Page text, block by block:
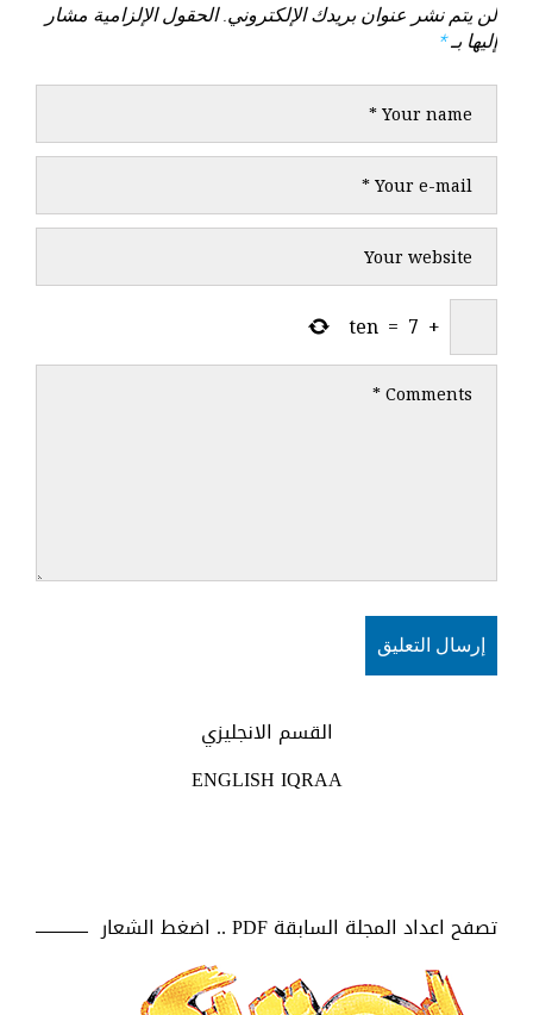
لن يتم نشر عنوان بريدك الإلكتروني. الحقول الإلزامية مشار
إليها بـ*
+
7
=
ten
القسم الانجليزي
ENGLISH IQRAA
تصفح اعداد المجلة السابقة PDF .. اضغط الشعار